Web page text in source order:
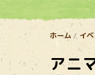
ホーム イ
アニ